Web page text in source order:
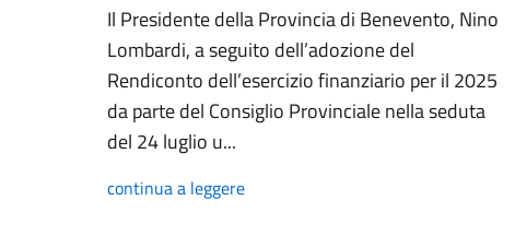
Il Presidente della Provincia di Benevento, Nino
Lombardi, a seguito dell’adozione del
Rendiconto dell’esercizio finanziario per il 2025
da parte del Consiglio Provinciale nella seduta
del 24 luglio u...
continua a leggere